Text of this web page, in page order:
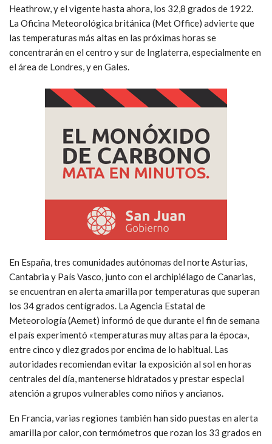
Heathrow, y el vigente hasta ahora, los 32,8 grados de 1922.
La Oficina Meteorológica británica (Met Office) advierte que
las temperaturas más altas en las próximas horas se
concentrarán en el centro y sur de Inglaterra, especialmente en
el área de Londres, y en Gales.
En España, tres comunidades autónomas del norte Asturias,
Cantabria y País Vasco, junto con el archipiélago de Canarias,
se encuentran en alerta amarilla por temperaturas que superan
los 34 grados centígrados. La Agencia Estatal de
Meteorología (Aemet) informó de que durante el fin de semana
el país experimentó «temperaturas muy altas para la época»,
entre cinco y diez grados por encima de lo habitual. Las
autoridades recomiendan evitar la exposición al sol en horas
centrales del día, mantenerse hidratados y prestar especial
atención a grupos vulnerables como niños y ancianos.
En Francia, varias regiones también han sido puestas en alerta
amarilla por calor, con termómetros que rozan los 33 grados en